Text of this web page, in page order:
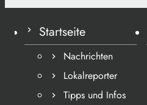
Startseite
Nachrichten
Lokalreporter
Tipps und Infos